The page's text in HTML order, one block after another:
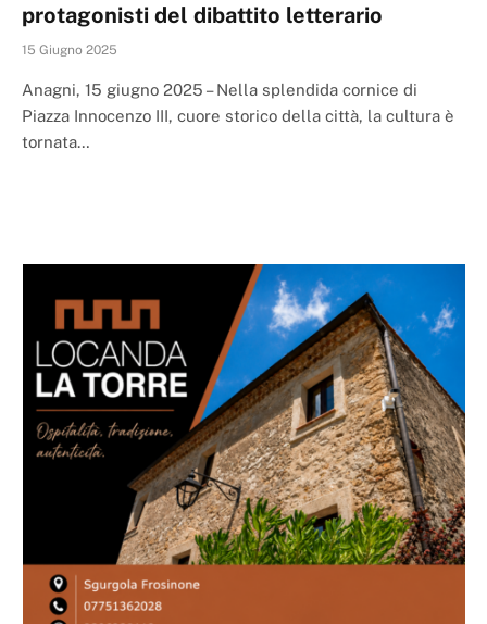
protagonisti del dibattito letterario
15 Giugno 2025
Anagni, 15 giugno 2025 – Nella splendida cornice di
Piazza Innocenzo III, cuore storico della città, la cultura è
tornata…